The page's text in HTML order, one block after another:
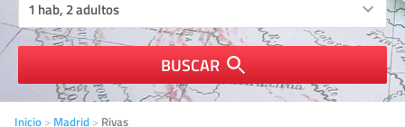
BUSCAR
Inicio Madrid Rivas